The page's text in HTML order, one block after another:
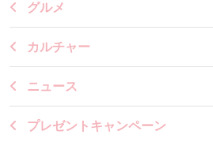
グルメ
カルチャー
ニュース
プレゼントキャンペーン